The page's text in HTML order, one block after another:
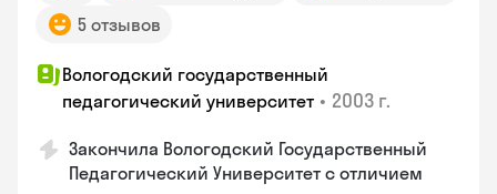
5 отзывов
Вологодский государственный
педагогический университет • 2003 г.
Закончила Вологодский Государственный
Педагогический Университет с отличием